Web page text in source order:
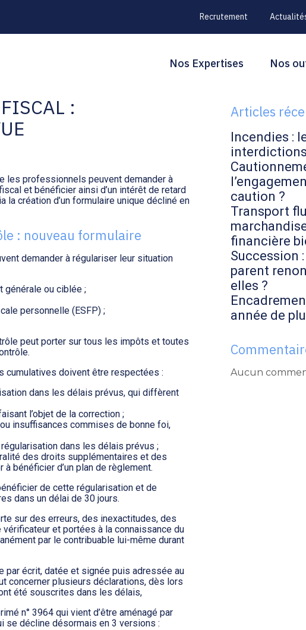
Recrutement
Principal
Nos Expertises Nos
:
les professionnels peuvent demander à
et bénéficier ainsi d’un intérêt de retard
création d’un formulaire unique décliné en
: nouveau formulaire
demander à régulariser leur situation
générale ou ciblée ;
personnelle (ESFP) ;
peut porter sur tous les impôts et toutes
cumulatives doivent être respectées :
dans les délais prévus, qui diffèrent
l’objet de la correction ;
insuffisances commises de bonne foi,
dans les délais prévus ;
des droits supplémentaires et des
bénéficier d’un plan de règlement.
de cette régularisation et de
dans un délai de 30 jours.
sur des erreurs, des inexactitudes, des
et portées à la connaissance du
par le contribuable lui-même durant
par écrit, datée et signée puis adressée au
concerner plusieurs déclarations, dès lors
été souscrites dans les délais,
n° 3964 qui vient d’être aménagé par
se décline désormais en 3 versions :
Blog
Rechercher
Articles
Incendies :
caution ?
Transport
financière
Succession
parent
elles ?
année de
Aucun